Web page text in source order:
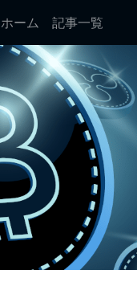
ホーム 記事一覧